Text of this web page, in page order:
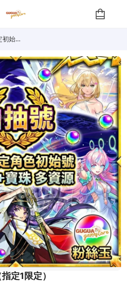
怪物彈珠 限定初始號（指定1限定）
定1限定）